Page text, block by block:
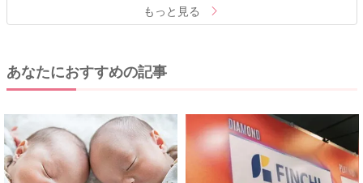
もっと見る
あなたにおすすめの記事